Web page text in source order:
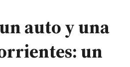
auto y una
un